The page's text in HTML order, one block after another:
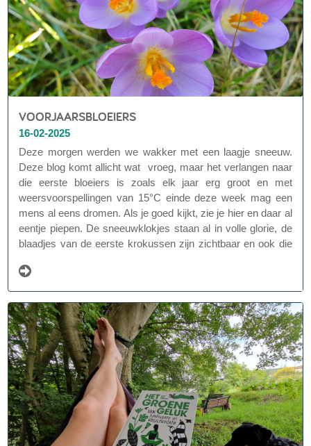
VOORJAARSBLOEIERS
16-02-2025
Deze morgen werden we wakker met een laagje sneeuw.
Deze blog komt allicht wat vroeg, maar het verlangen naar
die eerste bloeiers is zoals elk jaar erg groot en met
weersvoorspellingen van 15°C einde deze week mag een
mens al eens dromen. Als je goed kijkt, zie je hier en daar al
eentje piepen. De sneeuwklokjes staan al in volle glorie, de
blaadjes van de eerste krokussen zijn zichtbaar en ook die
Voorjaarsbloeiers zijn de belofte van de lente. Ze danken
hun populariteit aan hun vroege bloei, van februari tot april.